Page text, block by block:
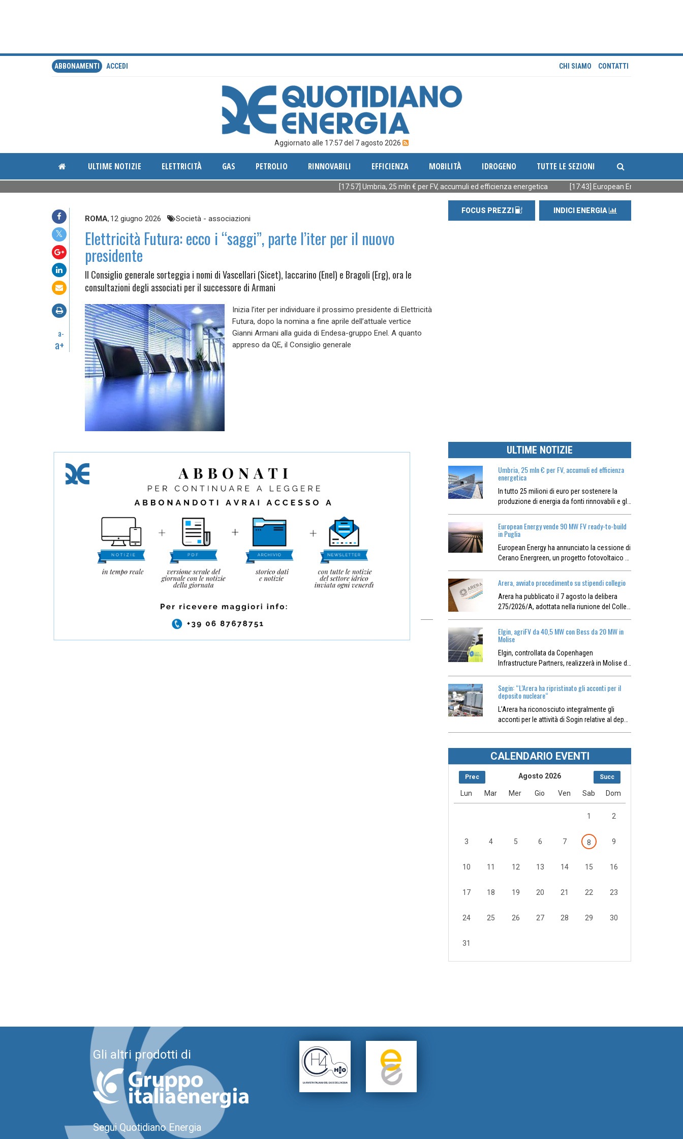
ABBONAMENTI ACCEDI CHI SIAMO CONTATTI
Aggiornato alle 17:57 del 7 agosto 2026
ULTIME NOTIZIE ELETTRICITÀ GAS PETROLIO RINNOVABILI EFFICIENZA MOBILITÀ IDROGENO TUTTE LE SEZIONI
[17:57] Umbria, 25 mln € per FV, accumuli ed efficienza energetica [17:43] European Energy vende 90 MW FV
a-
a+
ROMA, 12 giugno 2026 Società - associazioni
Elettricità Futura: ecco i “saggi”, parte l’iter per il nuovo
presidente
Il Consiglio generale sorteggia i nomi di Vascellari (Sicet), Iaccarino (Enel) e Bragoli (Erg), ora le
consultazioni degli associati per il successore di Armani
Inizia l’iter per individuare il prossimo presidente di Elettricità
Futura, dopo la nomina a fine aprile dell’attuale vertice
Gianni Armani alla guida di Endesa-gruppo Enel. A quanto
appreso da QE, il Consiglio generale
FOCUS PREZZI INDICI ENERGIA
ULTIME NOTIZIE
Umbria, 25 mln € per FV, accumuli ed efficienza
energetica
In tutto 25 milioni di euro per sostenere la
produzione di energia da fonti rinnovabili e gl…
European Energy vende 90 MW FV ready-to-build
in Puglia
European Energy ha annunciato la cessione di
Cerano Energreen, un progetto fotovoltaico …
Arera, avviato procedimento su stipendi collegio
Arera ha pubblicato il 7 agosto la delibera
275/2026/A, adottata nella riunione del Colle…
Elgin, agriFV da 40,5 MW con Bess da 20 MW in
Molise
Elgin, controllata da Copenhagen
Infrastructure Partners, realizzerà in Molise d…
Sogin: “L’Arera ha ripristinato gli acconti per il
deposito nucleare“
L’Arera ha riconosciuto integralmente gli
acconti per le attività di Sogin relative al dep…
CALENDARIO EVENTI
Prec Succ
Agosto 2026
Lun Mar Mer Gio Ven Sab Dom
1 2
3 4 5 6 7 8 9
10 11 12 13 14 15 16
17 18 19 20 21 22 23
24 25 26 27 28 29 30
31
Gli altri prodotti di
Segui Quotidiano Energia